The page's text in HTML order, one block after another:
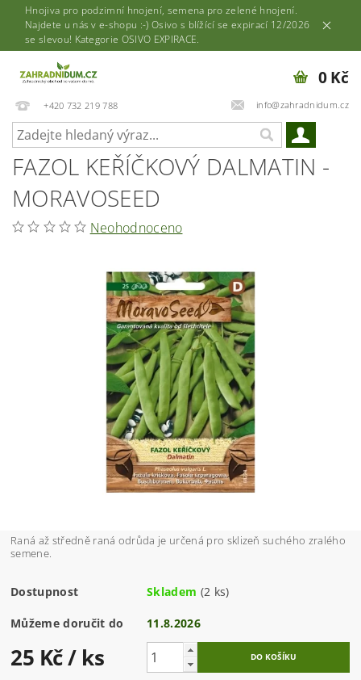
Hnojiva pro podzimní hnojení, semena pro zelené hnojení.
Najdete u nás v e-shopu :-) Osivo s blížící se expirací 12/2026
se slevou! Kategorie OSIVO EXPIRACE.
+420 732 219 788 info@zahradnidum.cz
0 Kč
FAZOL KEŘÍČKOVÝ DALMATIN -
MORAVOSEED
Neohodnoceno
Raná až středně raná odrůda je určená pro sklizeň suchého zralého
semene.
Dostupnost Skladem (2 ks)
Můžeme doručit do 11.8.2026
25 Kč/ ks